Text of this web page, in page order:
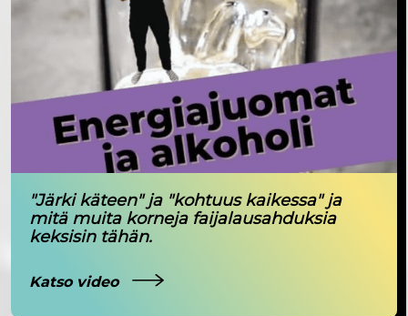
"Järki käteen" ja "kohtuus kaikessa" ja
mitä muita korneja faijalausahduksia
keksisin tähän.
Katso video